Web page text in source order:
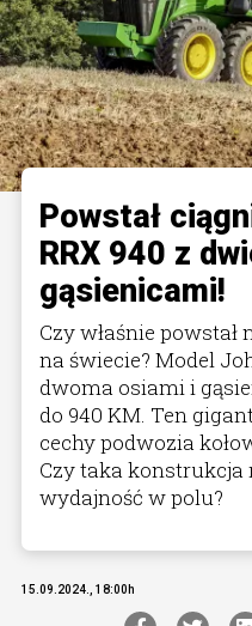
Powstał
RRX 940 z
gąsienicami!
Czy właśnie
na świecie? Model
dwoma osiami i
do 940 KM. Ten
cechy podwozia
Czy taka
wydajność w polu?
15.09.2024., 18:00h